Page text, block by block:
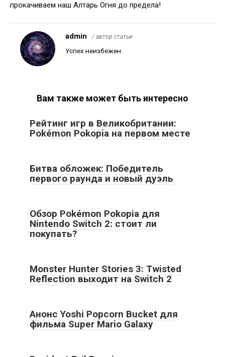
прокачиваем наш Алтарь Огня до предела!
admin / автор статьи
Успех неизбежен.
Вам также может быть интересно
Рейтинг игр в Великобритании:
Pokémon Pokopia на первом месте
Битва обложек: Победитель
первого раунда и новый дуэль
Обзор Pokémon Pokopia для
Nintendo Switch 2: стоит ли
покупать?
Monster Hunter Stories 3: Twisted
Reflection выходит на Switch 2
Анонс Yoshi Popcorn Bucket для
фильма Super Mario Galaxy